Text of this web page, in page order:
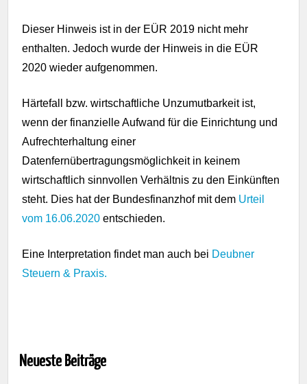
Dieser Hinweis ist in der EÜR 2019 nicht mehr
enthalten. Jedoch wurde der Hinweis in die EÜR
2020 wieder aufgenommen.
Härtefall bzw. wirtschaftliche Unzumutbarkeit ist,
wenn der finanzielle Aufwand für die Einrichtung und
Aufrechterhaltung einer
Datenfernübertragungsmöglichkeit in keinem
wirtschaftlich sinnvollen Verhältnis zu den Einkünften
steht. Dies hat der Bundesfinanzhof mit dem Urteil
vom 16.06.2020 entschieden.
Eine Interpretation findet man auch bei Deubner
Steuern & Praxis.
Neueste Beiträge